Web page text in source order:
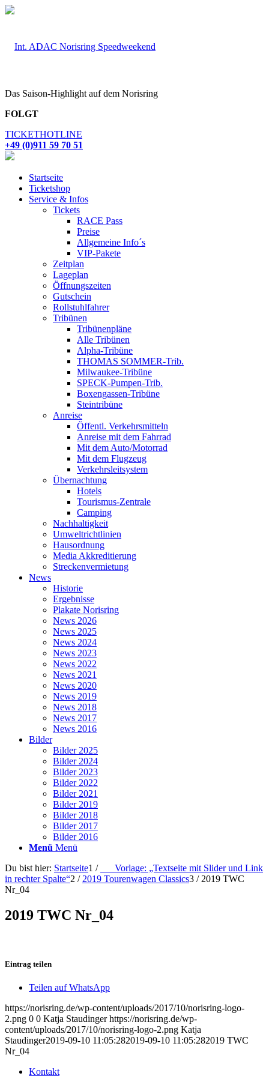
Das Saison-Highlight auf dem Norisring
FOLGT
TICKETHOTLINE
+49 (0)911 59 70 51
Startseite
Ticketshop
Service & Infos
Tickets
RACE Pass
Preise
Allgemeine Info´s
VIP-Pakete
Zeitplan
Lageplan
Öffnungszeiten
Gutschein
Rollstuhlfahrer
Tribünen
Tribünenpläne
Alle Tribünen
Alpha-Tribüne
THOMAS SOMMER-Trib.
Milwaukee-Tribüne
SPECK-Pumpen-Trib.
Boxengassen-Tribüne
Steintribüne
Anreise
Öffentl. Verkehrsmitteln
Anreise mit dem Fahrrad
Mit dem Auto/Motorrad
Mit dem Flugzeug
Verkehrsleitsystem
Übernachtung
Hotels
Tourismus-Zentrale
Camping
Nachhaltigkeit
Umweltrichtlinien
Hausordnung
Media Akkreditierung
Streckenvermietung
News
Historie
Ergebnisse
Plakate Norisring
News 2026
News 2025
News 2024
News 2023
News 2022
News 2021
News 2020
News 2019
News 2018
News 2017
News 2016
Bilder
Bilder 2025
Bilder 2024
Bilder 2023
Bilder 2022
Bilder 2021
Bilder 2019
Bilder 2018
Bilder 2017
Bilder 2016
Menü Menü
Du bist hier: Startseite1 /
___Vorlage: „Textseite mit Slider und Link
in rechter Spalte“2 / 2019 Tourenwagen Classics3 / 2019 TWC
Nr_04
2019 TWC Nr_04
Eintrag teilen
Teilen auf WhatsApp
https://norisring.de/wp-content/uploads/2017/10/norisring-logo-
2.png 0 0 Katja Staudinger https://norisring.de/wp-
content/uploads/2017/10/norisring-logo-2.png Katja
Staudinger2019-09-10 11:05:282019-09-10 11:05:282019 TWC
Nr_04
Kontakt